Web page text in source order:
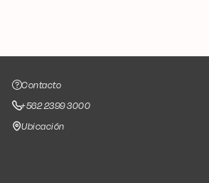
Contacto
+562 2399 3000
Ubicación